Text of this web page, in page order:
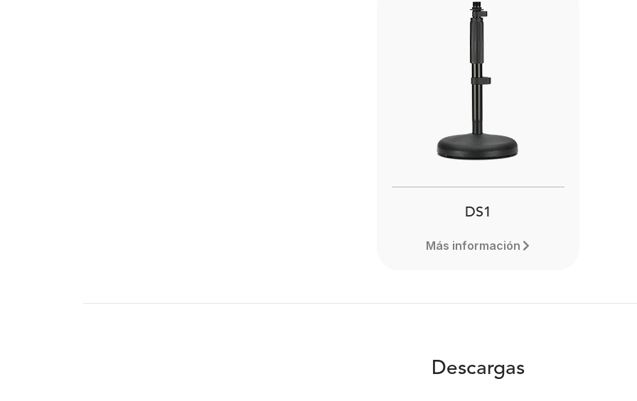
microphone excels on stage,
in the studio or on-location.
provides incredible
almost any sound source
DS1
Más información
Descargas